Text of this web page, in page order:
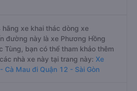
hãng xe khai thác dòng xe
đường này là xe Phương Hồng
Tùng, bạn có thể tham khảo thêm
nhà xe này tại trang này: Xe
Cà Mau đi Quận 12 - Sài Gòn